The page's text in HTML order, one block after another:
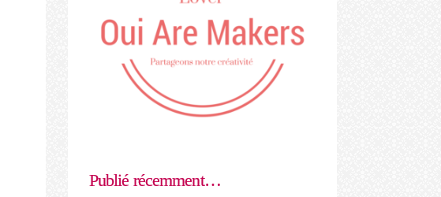
Publié récemment…